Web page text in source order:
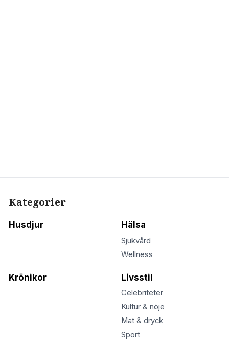
Kategorier
Husdjur Hälsa
Sjukvård
Wellness
Krönikor Livsstil
Celebriteter
Kultur & nöje
Mat & dryck
Sport